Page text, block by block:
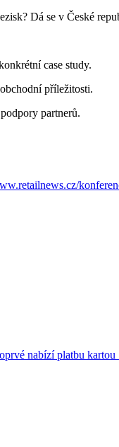
Dá se v České
case study.
příležitosti.
partnerů.
nabízí platbu